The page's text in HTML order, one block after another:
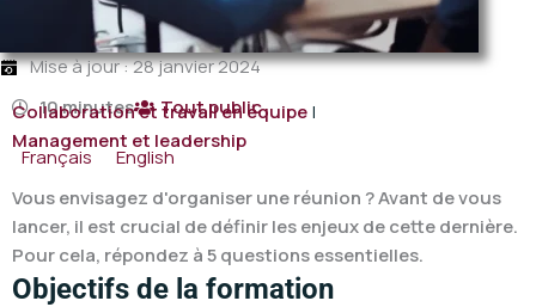
Mise à jour : 28 janvier 2024
10 minutes
Tout public
Collaboration et travail en équipe|
Management et leadership
Français
English
Vous envisagez d'organiser une réunion ? Avant de vous
lancer, il est crucial de définir les enjeux de cette dernière.
Pour cela, répondez à 5 questions essentielles.
Objectifs de la formation